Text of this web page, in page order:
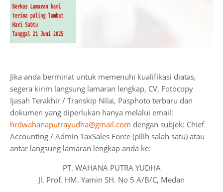
Jika anda berminat untuk memenuhi kualifikasi diatas,
segera kirim langsung lamaran lengkap, CV, Fotocopy
Ijasah Terakhir / Transkip Nilai, Pasphoto terbaru dan
dokumen yang diperlukan hanya melalui email:
hrdwahanaputrayudha@gmail.com dengan subjek: Chief
Accounting / Admin TaxSales Force (pilih salah satu) atau
antar langsung lamaran lengkap anda ke:
PT. WAHANA PUTRA YUDHA
Jl. Prof. HM. Yamin SH. No 5 A/B/C, Medan